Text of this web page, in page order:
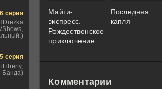
Майти-
экспресс.
Рождественское
приключение
Последняя
капля
Комментарии
6 серия
5 серия
Банда)